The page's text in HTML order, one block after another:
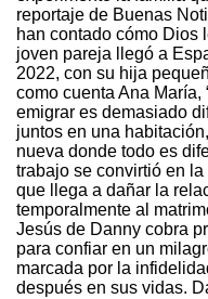
reportaje de Buenas
han contado cómo Dios
joven pareja llegó a
2022, con su hija
como cuenta Ana María,
emigrar es demasiado
juntos en una
nueva donde todo es
trabajo se convirtió en
que llega a dañar la
temporalmente al
Jesús de Danny cobra
para confiar en un
marcada por la
después en sus vidas.